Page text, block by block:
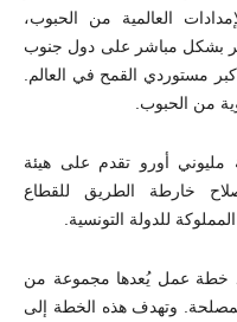
العالمية من الحبوب،
أثر بشكل مباشر على دول جنوب
مستوردي القمح في العالم.
من الحبوب.
أورو تقدم على هيئة
خارطة الطريق للقطاع
للدولة التونسية.
خطة عمل يُعدها مجموعة من
وتهدف هذه الخطة إلى